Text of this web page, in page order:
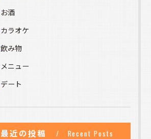
お酒
カラオケ
飲み物
メニュー
デート
最近の投稿 Recent Posts